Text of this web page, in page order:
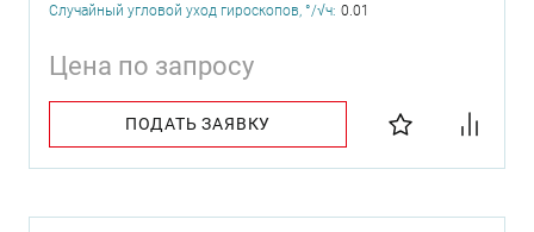
Случайный угловой уход гироскопов, °/√ч: 0.01
Цена по запросу
ПОДАТЬ ЗАЯВКУ